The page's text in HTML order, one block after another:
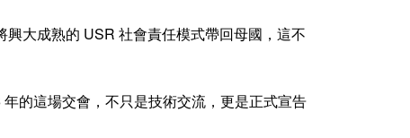
大成熟的 USR 社會責任模式帶回母國，這不
的這場交會，不只是技術交流，更是正式宣告